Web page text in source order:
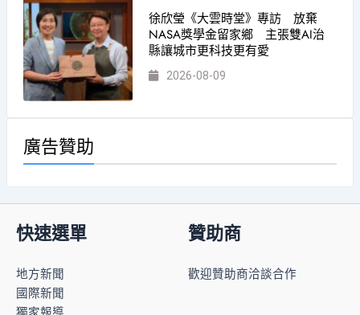
徐欣瑩《大雲時堂》專訪 放棄
NASA獎學金留家鄉 主張雙AI治
縣讓城市更科技更有愛
2026-08-09
廣告贊助
快速選單
地方新聞
國際新聞
贊助商
歡迎贊助商洽談合作